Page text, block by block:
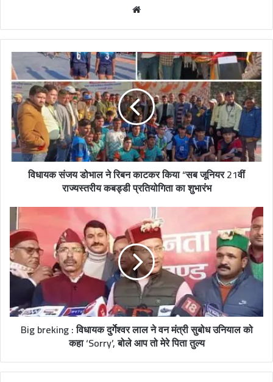
b
s
t
e
विधायक संजय डोभाल ने रिबन काटकर किया “सब जूनियर 21वीं
राज्यस्तरीय कबड्डी प्रतियोगिता का शुभारंभ
Big breking : विधायक दुर्गेश्वर लाल ने वन मंत्री सुबोध उनियाल को
कहा ‘Sorry’, बोले आप तो मेरे पिता तुल्य